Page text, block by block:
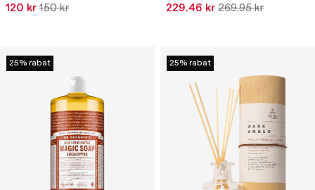
120 kr 150 kr 229.46 kr 269.95 kr
25% rabat 25% rabat